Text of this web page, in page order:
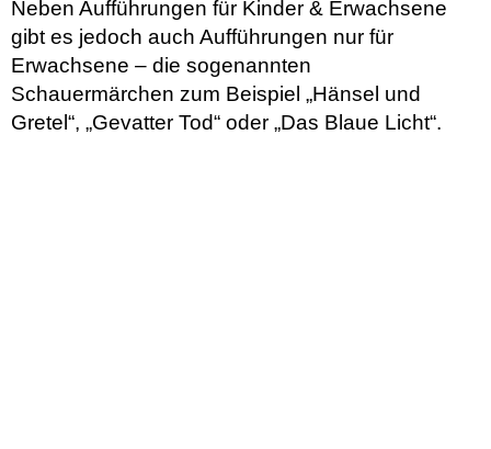
Neben Aufführungen für Kinder & Erwachsene
gibt es jedoch auch Aufführungen nur für
Erwachsene – die sogenannten
Schauermärchen zum Beispiel „Hänsel und
Gretel“, „Gevatter Tod“ oder „Das Blaue Licht“.